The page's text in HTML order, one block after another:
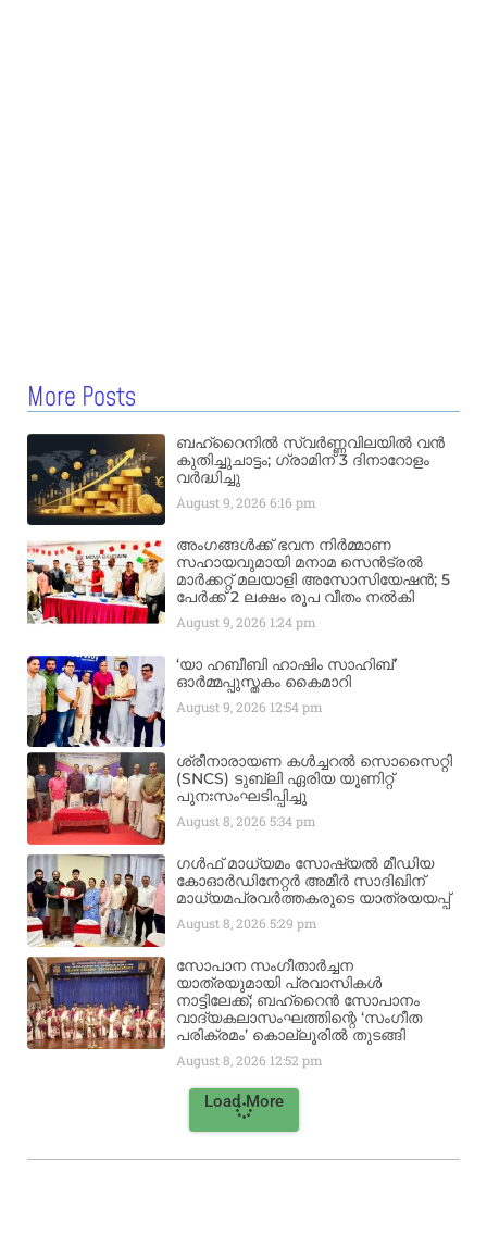
More Posts
ബഹ്‌റൈനിൽ സ്വർണ്ണവിലയിൽ വൻ
കുതിച്ചുചാട്ടം; ഗ്രാമിന് 3 ദിനാറോളം
വർദ്ധിച്ചു
August 9, 20266:16 pm
അംഗങ്ങൾക്ക് ഭവന നിർമ്മാണ
സഹായവുമായി മനാമ സെൻട്രൽ
മാർക്കറ്റ് മലയാളി അസോസിയേഷൻ; 5
പേർക്ക് 2 ലക്ഷം രൂപ വീതം നൽകി
August 9, 2026 1:24 pm
‘യാ ഹബീബി ഹാഷിം സാഹിബ്’
ഓർമ്മപ്പുസ്തകം കൈമാറി
August 9, 2026 12:54 pm
ശ്രീനാരായണ കൾച്ചറൽ സൊസൈറ്റി
(SNCS) ടുബ്ലി ഏരിയ യൂണിറ്റ്
പുനഃസംഘടിപ്പിച്ചു
August 8, 20265:34 pm
ഗൾഫ് മാധ്യമം സോഷ്യൽ മീഡിയ
കോഓർഡിനേറ്റർ അമീർ സാദിഖിന്
മാധ്യമപ്രവർത്തകരുടെ യാത്രയയപ്പ്
August 8, 20265:29 pm
സോപാന സംഗീതാർച്ചന
യാത്രയുമായി പ്രവാസികൾ
നാട്ടിലേക്ക്; ബഹ്‌റൈൻ സോപാനം
വാദ്യകലാസംഘത്തിന്റെ ‘സംഗീത
പരിക്രമം’ കൊല്ലൂരിൽ തുടങ്ങി
August 8, 2026 12:52 pm
Load More